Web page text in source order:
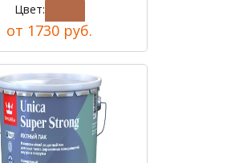
Цвет:
от 1730 руб.